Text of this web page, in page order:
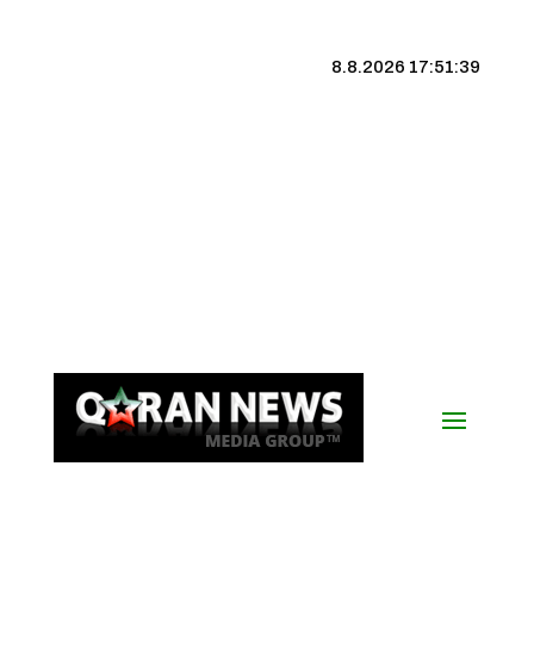
8.8.2026 17:51:40